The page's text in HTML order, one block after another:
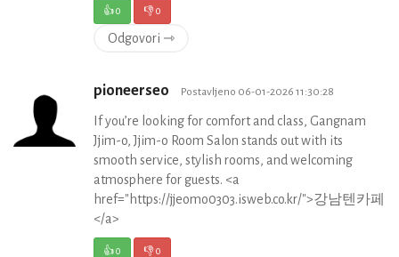
👍0 👎0
Odgovori ⇾
pioneerseo Postavljeno 06-01-2026 11:30:28
If you’re looking for comfort and class, Gangnam
Jjim-o, Jjim-o Room Salon stands out with its
smooth service, stylish rooms, and welcoming
atmosphere for guests. <a
href="https://jjeomo0303.isweb.co.kr/">강남텐카페
</a>
👍0 👎0